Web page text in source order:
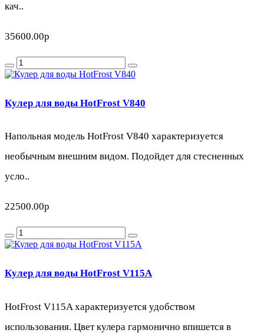
кач..
35600.00р
Кулер для воды HotFrost V840
Напольная модель HotFrost V840 характеризуется
необычным внешним видом. Подойдет для стесненных
усло..
22500.00р
Кулер для воды HotFrost V115A
HotFrost V115A характеризуется удобством
использования. Цвет кулера гармонично впишется в